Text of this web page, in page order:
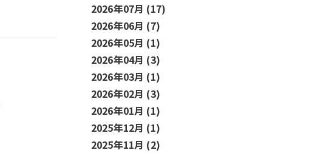
2026年07月 (17)
2026年06月 (7)
2026年05月 (1)
2026年04月 (3)
2026年03月 (1)
2026年02月 (3)
2026年01月 (1)
2025年12月 (1)
2025年11月 (2)